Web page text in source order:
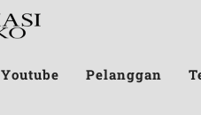
Youtube Pelanggan